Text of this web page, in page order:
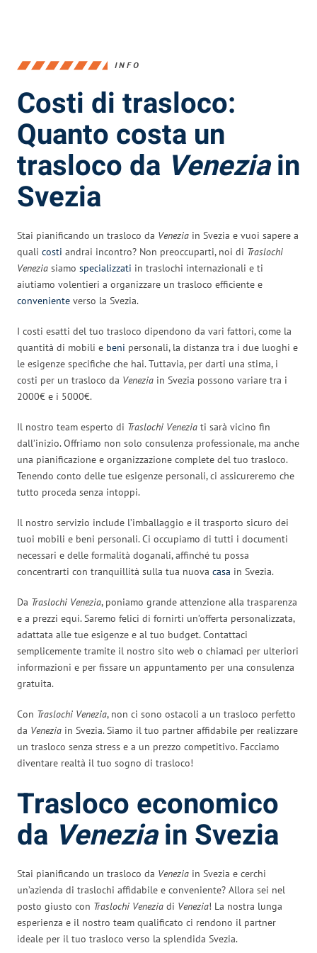
INFO
Costi di trasloco:
Quanto costa un
trasloco da Veneziain
Svezia
Stai pianificando un trasloco da Venezia in Svezia e vuoi sapere a
quali costi andrai incontro? Non preoccuparti, noi di Traslochi
Venezia siamo specializzati in traslochi internazionali e ti
aiutiamo volentieri a organizzare un trasloco efficiente e
conveniente verso la Svezia.
I costi esatti del tuo trasloco dipendono da vari fattori, come la
quantità di mobili e beni personali, la distanza tra i due luoghi e
le esigenze specifiche che hai. Tuttavia, per darti una stima, i
costi per un trasloco da Venezia in Svezia possono variare tra i
2000€ e i 5000€.
Il nostro team esperto di Traslochi Venezia ti sarà vicino fin
dall’inizio. Offriamo non solo consulenza professionale, ma anche
una pianificazione e organizzazione complete del tuo trasloco.
Tenendo conto delle tue esigenze personali, ci assicureremo che
tutto proceda senza intoppi.
Il nostro servizio include l’imballaggio e il trasporto sicuro dei
tuoi mobili e beni personali. Ci occupiamo di tutti i documenti
necessari e delle formalità doganali, affinché tu possa
concentrarti con tranquillità sulla tua nuova casa in Svezia.
Da Traslochi Venezia, poniamo grande attenzione alla trasparenza
e a prezzi equi. Saremo felici di fornirti un’offerta personalizzata,
adattata alle tue esigenze e al tuo budget. Contattaci
semplicemente tramite il nostro sito web o chiamaci per ulteriori
informazioni e per fissare un appuntamento per una consulenza
gratuita.
Con Traslochi Venezia, non ci sono ostacoli a un trasloco perfetto
da Venezia in Svezia. Siamo il tuo partner affidabile per realizzare
un trasloco senza stress e a un prezzo competitivo. Facciamo
diventare realtà il tuo sogno di trasloco!
Trasloco economico
da Veneziain Svezia
Stai pianificando un trasloco da Venezia in Svezia e cerchi
un’azienda di traslochi affidabile e conveniente? Allora sei nel
posto giusto con Traslochi Venezia di Venezia! La nostra lunga
esperienza e il nostro team qualificato ci rendono il partner
ideale per il tuo trasloco verso la splendida Svezia.